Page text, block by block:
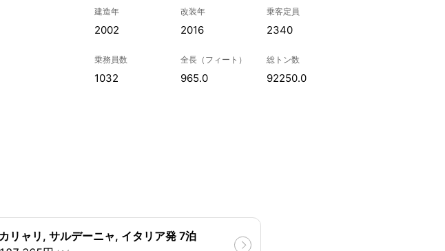
建造年
2002
改装年
2016
乗客定員
2340
乗務員数
1032
全長（フィート）
965.0
総トン数
92250.0
カリャリ, サルデーニャ, イタリア発 7泊